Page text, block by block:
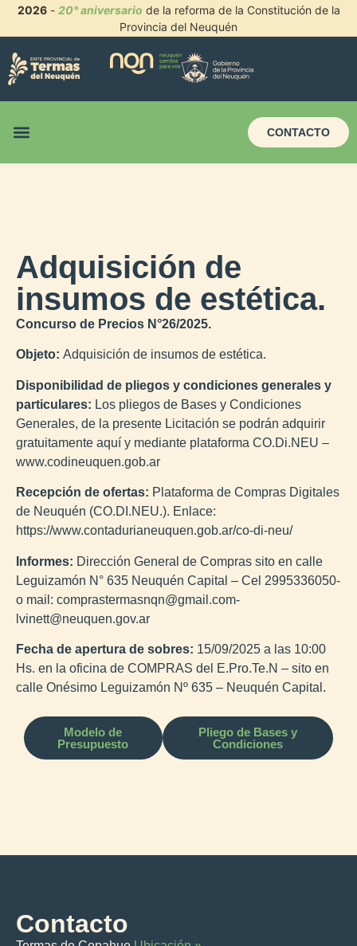
2026- 20° aniversario de la reforma de la Constitución de la
Provincia del Neuquén
CONTACTO
Adquisición de
insumos de estética.
Concurso de Precios N°26/2025.
Objeto: Adquisición de insumos de estética.
Disponibilidad de pliegos y condiciones generales y
particulares: Los pliegos de Bases y Condiciones
Generales, de la presente Licitación se podrán adquirir
gratuitamente aquí y mediante plataforma CO.Di.NEU –
www.codineuquen.gob.ar
Recepción de ofertas: Plataforma de Compras Digitales
de Neuquén (CO.DI.NEU.). Enlace:
https://www.contadurianeuquen.gob.ar/co-di-neu/
Informes: Dirección General de Compras sito en calle
Leguizamón N° 635 Neuquén Capital – Cel 2995336050-
o mail: comprastermasnqn@gmail.com-
lvinett@neuquen.gov.ar
Fecha de apertura de sobres: 15/09/2025 a las 10:00
Hs. en la oficina de COMPRAS del E.Pro.Te.N – sito en
calle Onésimo Leguizamón Nº 635 – Neuquén Capital.
Modelo de
Presupuesto
Pliego de Bases y
Condiciones
Contacto